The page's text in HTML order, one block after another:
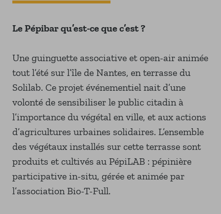
Le Pépibar qu’est-ce que c’est ?
Une guinguette associative et open-air animée
tout l’été sur l’île de Nantes, en terrasse du
Solilab. Ce projet événementiel nait d’une
volonté de sensibiliser le public citadin à
l’importance du végétal en ville, et aux actions
d’agricultures urbaines solidaires. L’ensemble
des végétaux installés sur cette terrasse sont
produits et cultivés au PépiLAB : pépinière
participative in-situ, gérée et animée par
l’association Bio-T-Full.